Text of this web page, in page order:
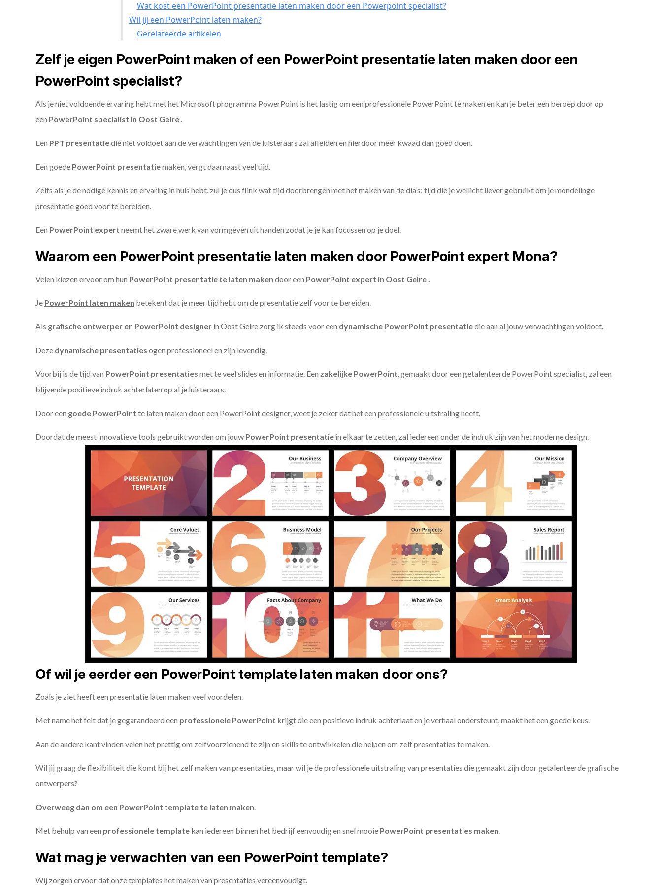
Wat kost een PowerPoint presentatie laten maken door een Powerpoint specialist?
Wil jij een PowerPoint laten maken?
Gerelateerde artikelen
Zelf je eigen PowerPoint maken of een PowerPoint presentatie laten maken door een
PowerPoint specialist?
Als je niet voldoende ervaring hebt met het Microsoft programma PowerPoint is het lastig om een professionele PowerPoint te maken en kan je beter een beroep door op
een PowerPoint specialist in Oost Gelre .
Een PPT presentatiedie niet voldoet aan de verwachtingen van de luisteraars zal afleiden en hierdoor meer kwaad dan goed doen.
Een goede PowerPoint presentatiemaken, vergt daarnaast veel tijd.
Zelfs als je de nodige kennis en ervaring in huis hebt, zul je dus flink wat tijd doorbrengen met het maken van de dia’s; tijd die je wellicht liever gebruikt om je mondelinge
presentatie goed voor te bereiden.
Een PowerPoint expert neemt het zware werk van vormgeven uit handen zodat je je kan focussen op je doel.
Waarom een PowerPoint presentatie laten maken door PowerPoint expert Mona?
Velen kiezen ervoor om hun PowerPoint presentatie te laten maken door een PowerPoint expert in Oost Gelre .
Je PowerPoint laten maken betekent dat je meer tijd hebt om de presentatie zelf voor te bereiden.
Als grafische ontwerper en PowerPoint designer in Oost Gelre zorg ik steeds voor een dynamische PowerPoint presentatiedie aan al jouw verwachtingen voldoet.
Deze dynamische presentaties ogen professioneel en zijn levendig.
Voorbij is de tijd van PowerPoint presentaties met te veel slides en informatie. Een zakelijke PowerPoint, gemaakt door een getalenteerde PowerPoint specialist, zal een
blijvende positieve indruk achterlaten op al je luisteraars.
Door een goede PowerPoint te laten maken door een PowerPoint designer, weet je zeker dat het een professionele uitstraling heeft.
Doordat de meest innovatieve tools gebruikt worden om jouw PowerPoint presentatie in elkaar te zetten, zal iedereen onder de indruk zijn van het moderne design.
Of wil je eerder een PowerPoint template laten maken door ons?
Zoals je ziet heeft een presentatie laten maken veel voordelen.
Met name het feit dat je gegarandeerd een professionele PowerPoint krijgt die een positieve indruk achterlaat en je verhaal ondersteunt, maakt het een goede keus.
Aan de andere kant vinden velen het prettig om zelfvoorzienend te zijn en skills te ontwikkelen die helpen om zelf presentaties te maken.
Wil jij graag de flexibiliteit die komt bij het zelf maken van presentaties, maar wil je de professionele uitstraling van presentaties die gemaakt zijn door getalenteerde grafische
ontwerpers?
Overweeg dan om een PowerPoint template te laten maken.
Met behulp van een professionele template kan iedereen binnen het bedrijf eenvoudig en snel mooie PowerPoint presentaties maken.
Wat mag je verwachten van een PowerPoint template?
Wij zorgen ervoor dat onze templates het maken van presentaties vereenvoudigt.